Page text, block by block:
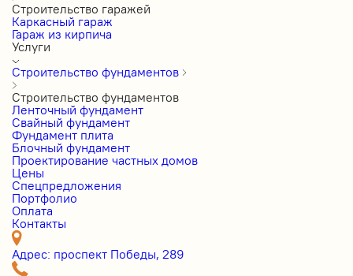
Строительство гаражей
Каркасный гараж
Гараж из кирпича
Услуги
Строительство фундаментов
Строительство фундаментов
Ленточный фундамент
Свайный фундамент
Фундамент плита
Блочный фундамент
Проектирование частных домов
Цены
Cпецпредложения
Портфолио
Оплата
Контакты
Адрес: проспект Победы, 289